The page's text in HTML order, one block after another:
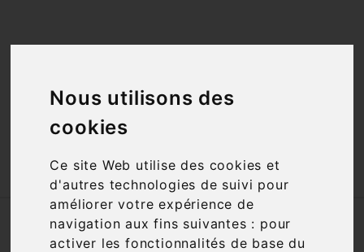
Nous utilisons des
cookies
Ce site Web utilise des cookies et
d'autres technologies de suivi pour
améliorer votre expérience de
navigation aux fins suivantes : pour
activer les fonctionnalités de base du
Accueil Vins Appellation
AOC
Montagne St Emilion